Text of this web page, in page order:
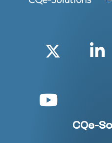
Twitter
CQe-